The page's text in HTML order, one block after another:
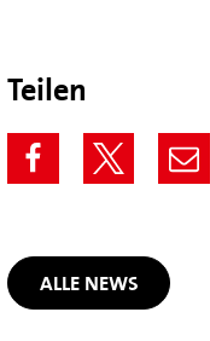
Teilen
ALLE NEWS